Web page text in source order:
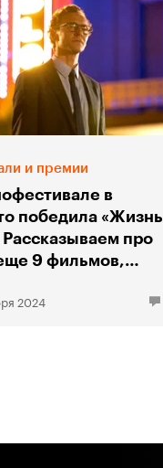
и премии
в
победила «Жизнь
Рассказываем про
9 фильмов,
2024